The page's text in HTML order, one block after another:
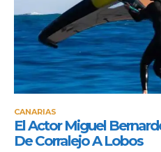
CANARIAS
El Actor Miguel
De Corralejo A Lobos